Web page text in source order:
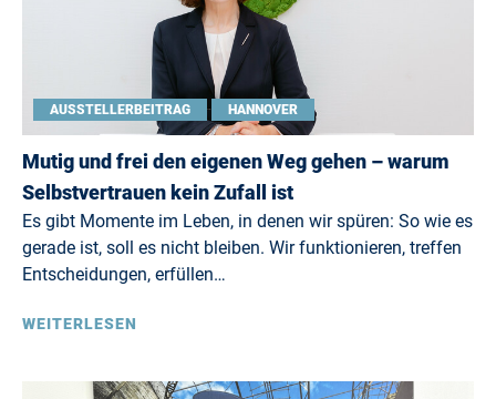
AUSSTELLERBEITRAG HANNOVER
Mutig und frei den eigenen Weg gehen – warum
Selbstvertrauen kein Zufall ist
Es gibt Momente im Leben, in denen wir spüren: So wie es
gerade ist, soll es nicht bleiben. Wir funktionieren, treffen
Entscheidungen, erfüllen…
WEITERLESEN